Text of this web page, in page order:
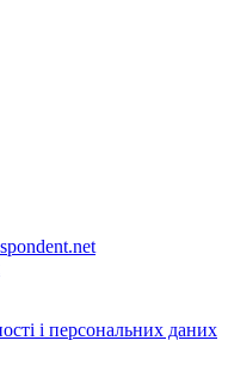
і персональних даних